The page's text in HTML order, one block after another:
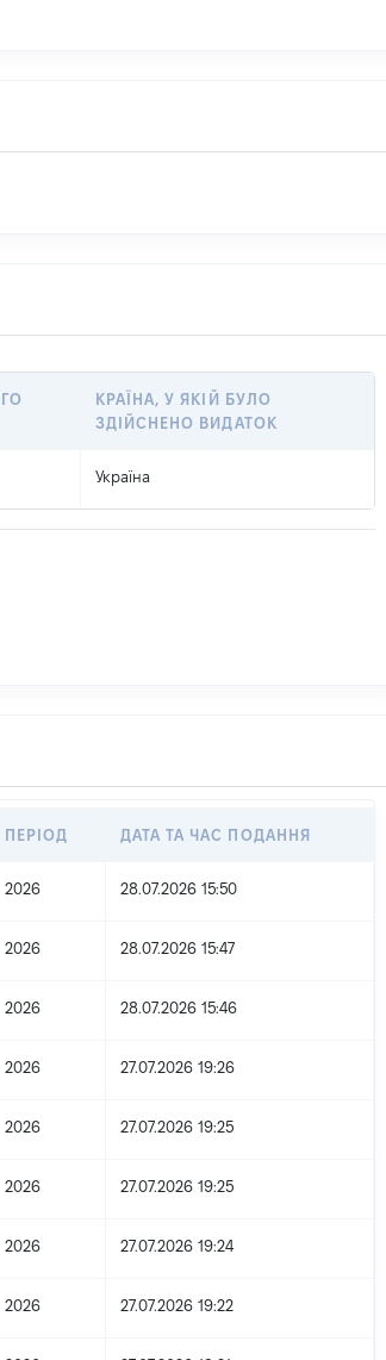
КРАЇНА, У ЯКІЙ БУЛО
ЗДІЙСНЕНО ВИДАТОК
Україна
ПЕРІОД ДАТА ТА ЧАС ПОДАННЯ
2026 28.07.2026 15:50
2026 28.07.2026 15:47
2026 28.07.2026 15:46
2026 27.07.2026 19:26
2026 27.07.2026 19:25
2026 27.07.2026 19:25
2026 27.07.2026 19:24
2026 27.07.2026 19:22